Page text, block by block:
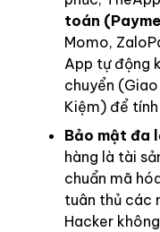
toán
Momo,
App tự động
chuyển
Kiệm) để
Bảo mật đa
hàng là tài
chuẩn mã
tuân thủ các
Hacker